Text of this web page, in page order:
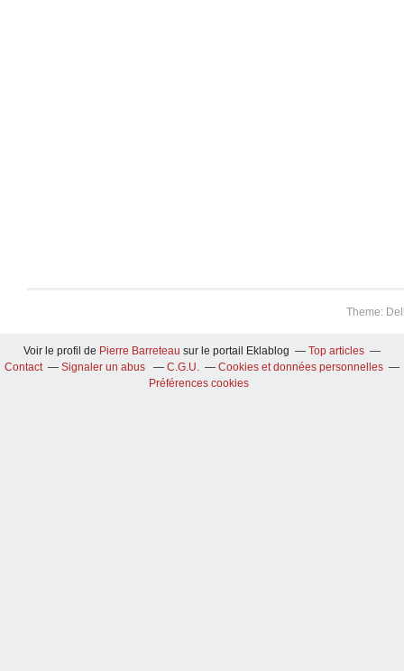
Theme:
Voir le profil de Pierre Barreteau sur le portail Eklablog
Top articles
Contact
Signaler un abus C.G.U.
Cookies et données personnelles
Préférences cookies